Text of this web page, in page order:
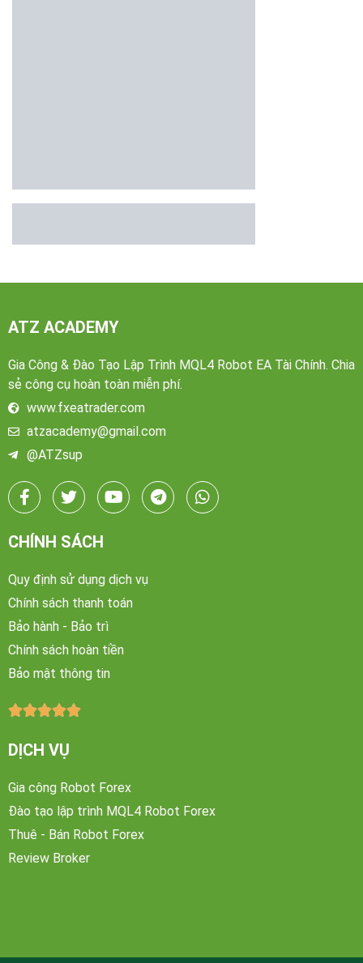
ATZ ACADEMY
Gia Công & Đào Tạo Lập Trình MQL4 Robot EA Tài Chính. Chia
sẻ công cụ hoàn toàn miễn phí.
www.fxeatrader.com
atzacademy@gmail.com
@ATZsup
CHÍNH SÁCH
Quy định sử dụng dịch vụ
Chính sách thanh toán
Bảo hành - Bảo trì
Chính sách hoàn tiền
Bảo mật thông tin

DỊCH VỤ
Gia công Robot Forex
Đào tạo lập trình MQL4 Robot Forex
Thuê - Bán Robot Forex
Review Broker